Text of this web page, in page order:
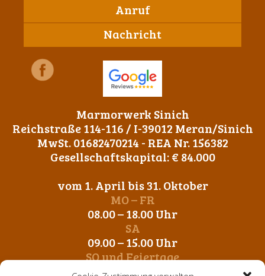
Anruf
Nachricht
Marmorwerk Sinich
Reichstraße 114-116 / I-39012 Meran/Sinich
MwSt. 01682470214 - REA Nr. 156382
Gesellschaftskapital: € 84.000
vom 1. April bis 31. Oktober
MO – FR
08.00 – 18.00 Uhr
SA
09.00 – 15.00 Uhr
SO und Feiertage
Geschlossen